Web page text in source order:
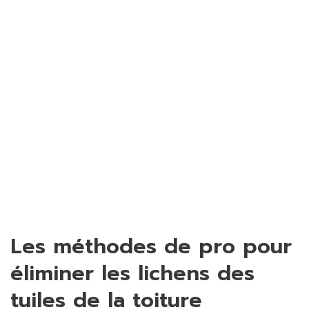
Les méthodes de pro pour
éliminer les lichens des
tuiles de la toiture